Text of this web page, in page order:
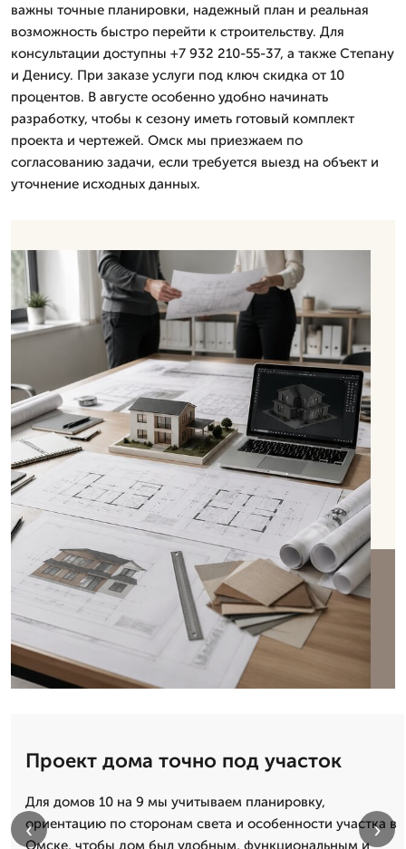
важны точные планировки, надежный план и реальная
возможность быстро перейти к строительству. Для
консультации доступны +7 932 210-55-37, а также Степану
и Денису. При заказе услуги под ключ скидка от 10
процентов. В августе особенно удобно начинать
разработку, чтобы к сезону иметь готовый комплект
проекта и чертежей. Омск мы приезжаем по
согласованию задачи, если требуется выезд на объект и
уточнение исходных данных.
Проект дома точно под участок
Для домов 10 на 9 мы учитываем планировку,
ориентацию по сторонам света и особенности участка в
Омске, чтобы дом был удобным, функциональным и
‹ ›